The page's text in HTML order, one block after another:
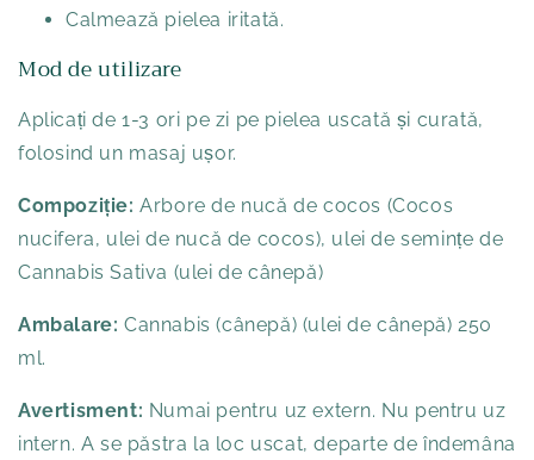
Calmează pielea iritată.
Mod de utilizare
Aplicați de 1-3 ori pe zi pe pielea uscată și curată,
folosind un masaj ușor.
Compoziție:Arbore de nucă de cocos (Cocos
nucifera, ulei de nucă de cocos), ulei de semințe de
Cannabis Sativa (ulei de cânepă)
Ambalare: Cannabis (cânepă) (ulei de cânepă) 250
ml.
Avertisment: Numai pentru uz extern. Nu pentru uz
intern. A se păstra la loc uscat, departe de îndemâna